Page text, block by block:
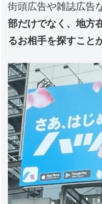
街頭広告や雑誌広告
部だけでなく、地方
るお相手を探すこと